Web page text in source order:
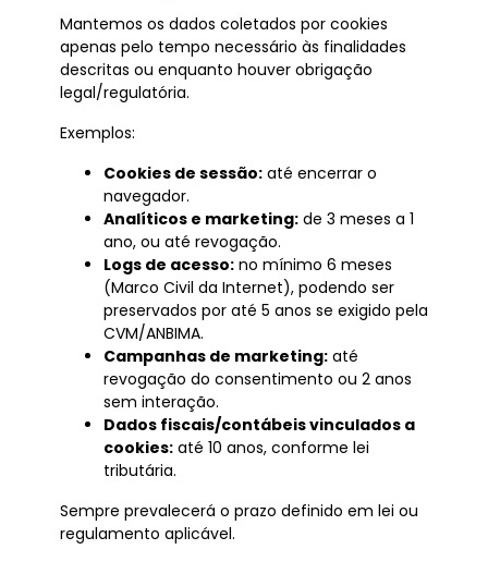
Mantemos os dados coletados por cookies
apenas pelo tempo necessário às finalidades
descritas ou enquanto houver obrigação
legal/regulatória.
Exemplos:
Cookies de sessão: até encerrar o
navegador.
Analíticos e marketing: de 3 meses a 1
ano, ou até revogação.
Logs de acesso: no mínimo 6 meses
(Marco Civil da Internet), podendo ser
preservados por até 5 anos se exigido pela
CVM/ANBIMA.
Campanhas de marketing: até
revogação do consentimento ou 2 anos
sem interação.
Dados fiscais/contábeis vinculados a
cookies: até 10 anos, conforme lei
tributária.
Sempre prevalecerá o prazo definido em lei ou
regulamento aplicável.